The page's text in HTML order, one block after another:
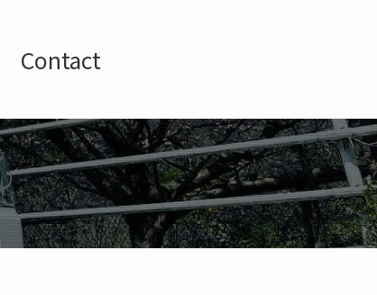
Contact